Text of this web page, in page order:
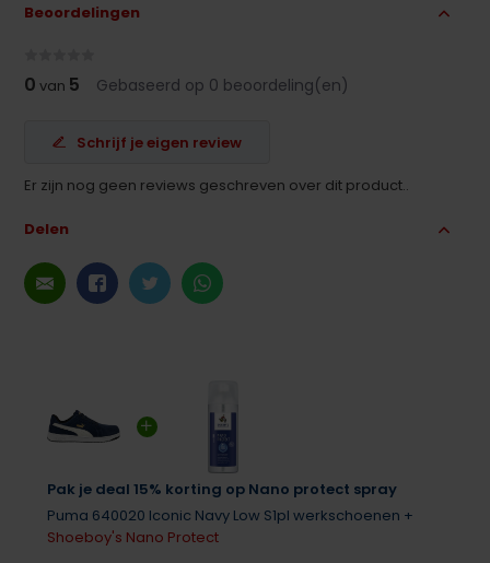
Pak je deal 15% korting op Nano protect spray
Puma 640020 Iconic Navy Low S1pl werkschoenen +
Shoeboy's Nano Protect
Beoordelingen
0 van 5 Gebaseerd op 0 beoordeling(en)
Schrijf je eigen review
Er zijn nog geen reviews geschreven over dit product..
Delen